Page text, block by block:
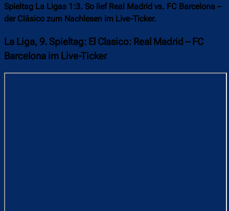
Spieltag La Ligas 1:3. So lief Real Madrid vs. FC Barcelona –
der Clásico zum Nachlesen im Live-Ticker.
La Liga, 9. Spieltag: El Clasico: Real Madrid – FC
Barcelona im Live-Ticker